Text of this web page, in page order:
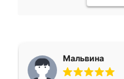
Мальвина